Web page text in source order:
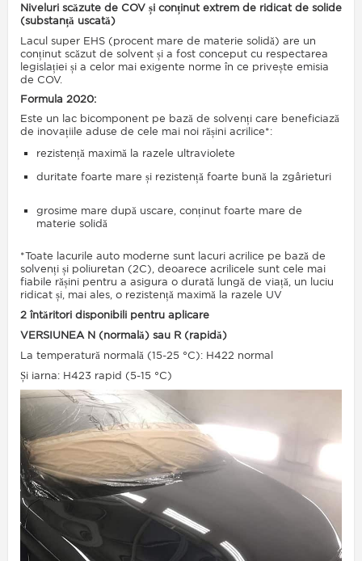
Niveluri scăzute de COV și conținut extrem de ridicat de solide
(substanță uscată)
Lacul super EHS (procent mare de materie solidă) are un
conținut scăzut de solvent și a fost conceput cu respectarea
legislației și a celor mai exigente norme în ce privește emisia
de COV.
Formula 2020:
Este un lac bicomponent pe bază de solvenți care beneficiază
de inovațiile aduse de cele mai noi rășini acrilice*:
rezistență maximă la razele ultraviolete
duritate foarte mare și rezistență foarte bună la zgârieturi
grosime mare după uscare, conținut foarte mare de
materie solidă
*Toate lacurile auto moderne sunt lacuri acrilice pe bază de
solvenți și poliuretan (2C), deoarece acrilicele sunt cele mai
fiabile rășini pentru a asigura o durată lungă de viață, un luciu
ridicat și, mai ales, o rezistență maximă la razele UV
2 întăritori disponibili pentru aplicare
VERSIUNEA N (normală) sau R (rapidă)
La temperatură normală (15-25 °C): H422 normal
Și iarna: H423 rapid (5-15 °C)